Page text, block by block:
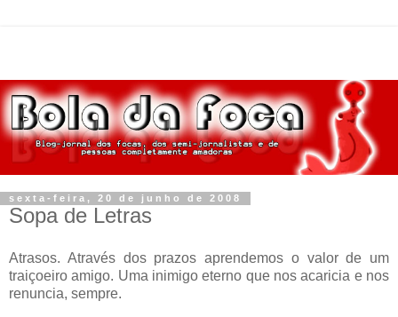
sexta-feira, 20 de junho de 2008
Sopa de Letras
Atrasos. Através dos prazos aprendemos o valor de um
traiçoeiro amigo. Uma inimigo eterno que nos acaricia e nos
renuncia, sempre.